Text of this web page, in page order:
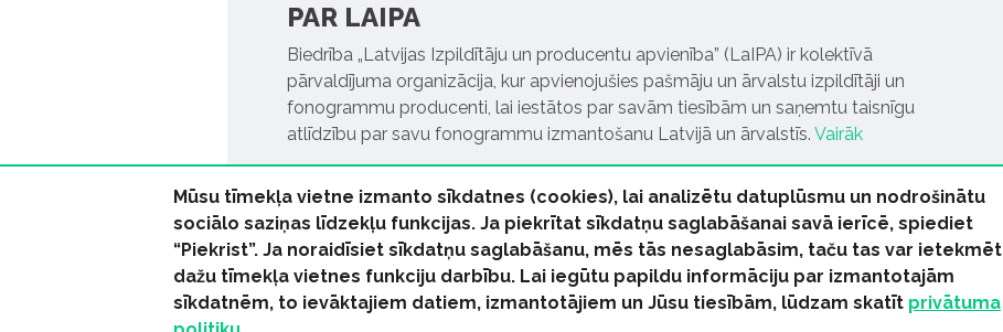
PAR LAIPA
Biedrība „Latvijas Izpildītāju un producentu apvienība” (LaIPA) ir kolektīvā
pārvaldījuma organizācija, kur apvienojušies pašmāju un ārvalstu izpildītāji un
fonogrammu producenti, lai iestātos par savām tiesībām un saņemtu taisnīgu
atlīdzību par savu fonogrammu izmantošanu Latvijā un ārvalstīs. Vairāk
© 2026 parmuziku.lv, visas tiesības paturētas
Mūsu tīmekļa vietne izmanto sīkdatnes (cookies), lai analizētu datuplūsmu un nodrošinātu
sociālo saziņas līdzekļu funkcijas. Ja piekrītat sīkdatņu saglabāšanai savā ierīcē, spiediet
“Piekrist”. Ja noraidīsiet sīkdatņu saglabāšanu, mēs tās nesaglabāsim, taču tas var ietekmēt
dažu tīmekļa vietnes funkciju darbību. Lai iegūtu papildu informāciju par izmantotajām
sīkdatnēm, to ievāktajiem datiem, izmantotājiem un Jūsu tiesībām, lūdzam skatīt privātuma